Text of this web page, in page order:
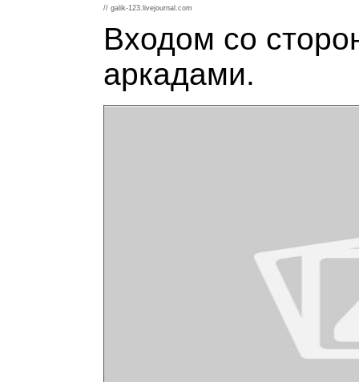
// galik-123.livejournal.com
Входом со
аркадами.